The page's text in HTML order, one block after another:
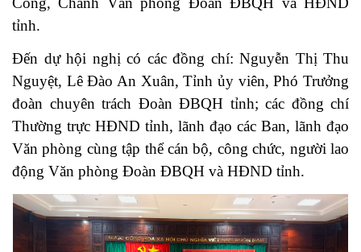
tỉnh.
Đến dự hội nghị có các đồng chí: Nguyễn Thị Thu
Nguyệt, Lê Đào An Xuân, Tỉnh ủy viên, Phó Trưởng
đoàn chuyên trách Đoàn ĐBQH tỉnh; các đồng chí
Thường trực HĐND tỉnh, lãnh đạo các Ban, lãnh đạo
Văn phòng cùng tập thể cán bộ, công chức, người lao
động Văn phòng Đoàn ĐBQH và HĐND tỉnh.